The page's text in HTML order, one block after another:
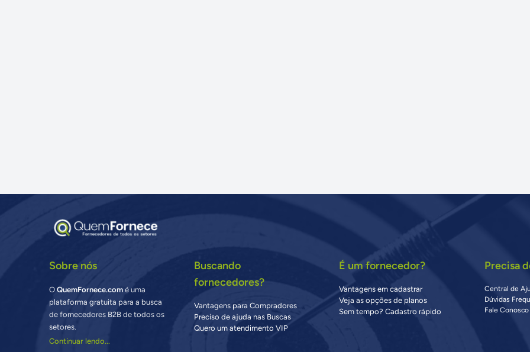
Sobre nós
OQuemFornece.com é uma
plataforma gratuita para a busca
de fornecedores B2B de todos os
setores.
Continuar lendo...
Buscando
fornecedores?
Vantagens para Compradores
Preciso de ajuda nas Buscas
Quero um atendimento VIP
É um fornecedor?
Vantagens em cadastrar
Veja as opções de planos
Sem tempo? Cadastro rápido
Precisa
Central de
Dúvidas
Fale Conosco